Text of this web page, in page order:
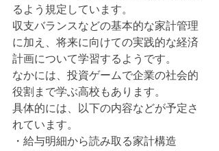
るよう規定しています。
収支バランスなどの基本的な家計管理
に加え、将来に向けての実践的な経済
計画について学習するようです。
なかには、投資ゲームで企業の社会的
役割まで学ぶ高校もあります。
具体的には、以下の内容などが予定さ
れています。
・給与明細から読み取る家計構造